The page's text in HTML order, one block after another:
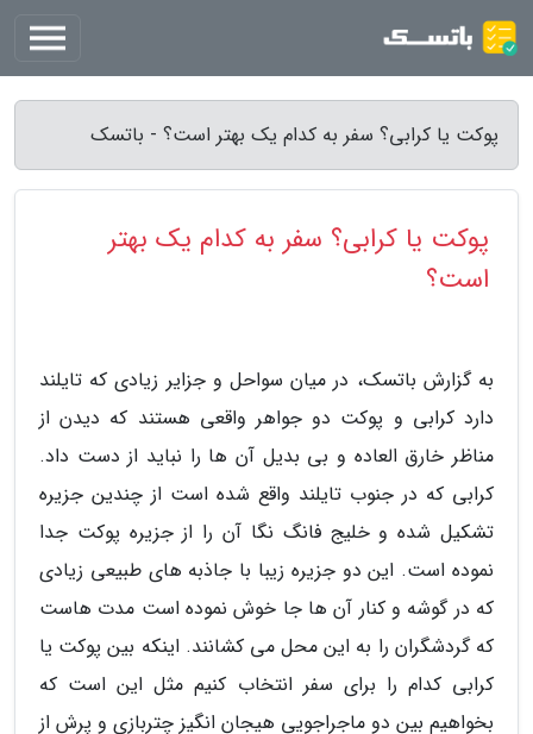
پوکت یا کرابی؟ سفر به کدام یک بهتر است؟ - باتسک
پوکت یا کرابی؟ سفر به کدام یک بهتر
است؟
به گزارش باتسک، در میان سواحل و جزایر زیادی که تایلند
دارد کرابی و پوکت دو جواهر واقعی هستند که دیدن از
مناظر خارق العاده و بی بدیل آن ها را نباید از دست داد.
کرابی که در جنوب تایلند واقع شده است از چندین جزیره
تشکیل شده و خلیج فانگ نگا آن را از جزیره پوکت جدا
نموده است. این دو جزیره زیبا با جاذبه های طبیعی زیادی
که در گوشه و کنار آن ها جا خوش نموده است مدت هاست
که گردشگران را به این محل می کشانند. اینکه بین پوکت یا
کرابی کدام را برای سفر انتخاب کنیم مثل این است که
بخواهیم بین دو ماجراجویی هیجان انگیز چتربازی و پرش از